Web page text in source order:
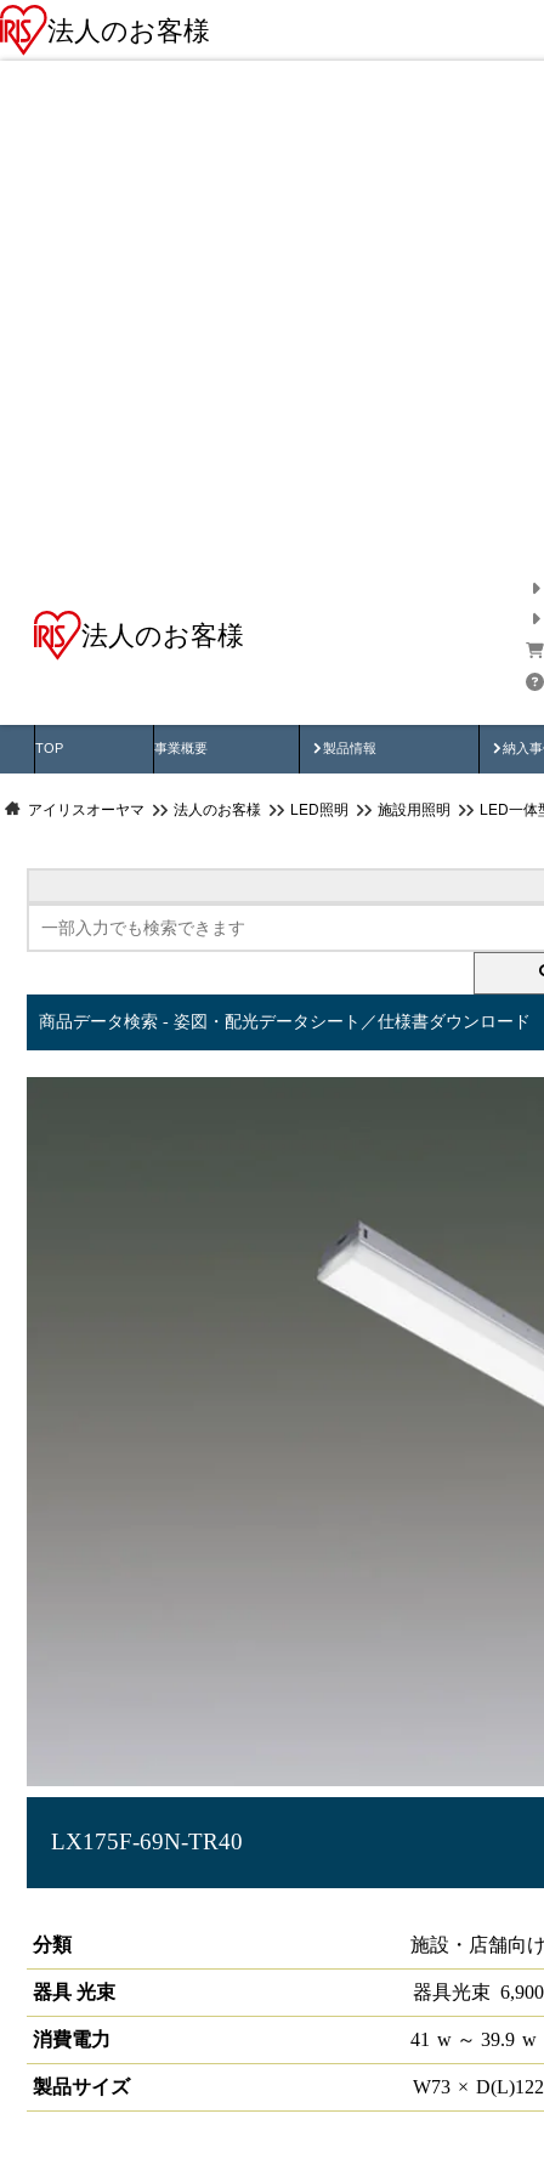
法人のお客様
法人のお客様
TOP 事業概要 製品情報
製品動画 納入
納
アイリスオーヤマ 法人のお客様 LED照明 施設用照明 LED一体
商品データ検索 - 姿図・配光データシート／仕様書ダウンロード
LX175F-69N-TR40
分類
施設・店舗向
器具 光束 器具光束 6,900
消費電力 41 w～ 39.9 w
製品サイズ W73 × D(L)